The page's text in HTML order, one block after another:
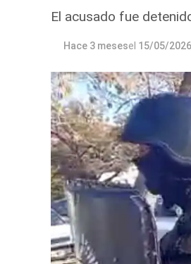
El acusado fue
Hace 3 mesesel 15/05/2026